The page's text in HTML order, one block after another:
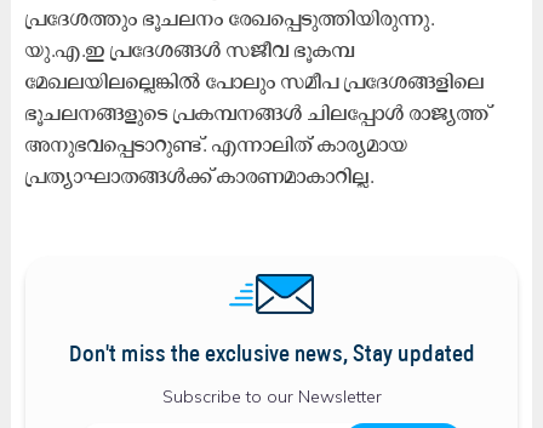
പ്രദേശത്തും ഭൂചലനം രേഖപ്പെടുത്തിയിരുന്നു.
യു.എ.ഇ പ്രദേശങ്ങൾ സജീവ ഭൂകമ്പ
മേഖലയിലല്ലെങ്കിൽ പോലും സമീപ പ്രദേശങ്ങളിലെ
ഭൂചലനങ്ങളുടെ പ്രകമ്പനങ്ങൾ ചിലപ്പോൾ രാജ്യത്ത്​
അനുഭവപ്പെടാറുണ്ട്​. എന്നാലിത്​ കാര്യമായ
പ്രത്യാഘാതങ്ങൾക്ക്​ കാരണമാകാറില്ല.
Don't miss the exclusive news, Stay updated
Subscribe to our Newsletter